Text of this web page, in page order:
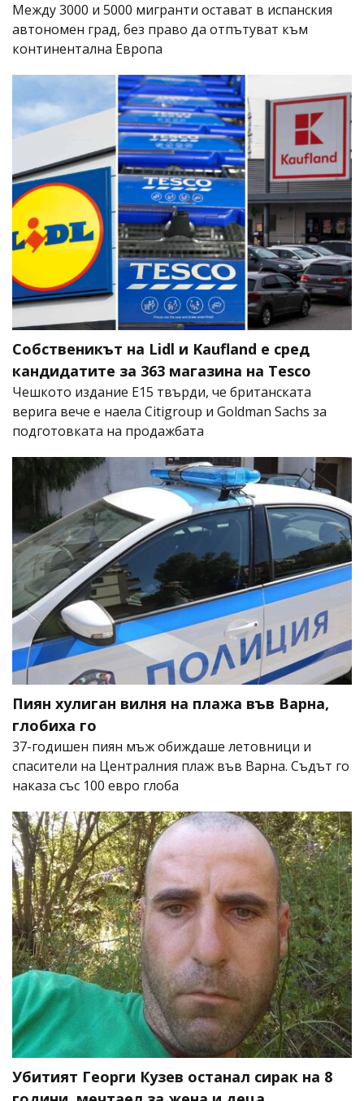
Между 3000 и 5000 мигранти остават в испанския
автономен град, без право да отпътуват към
континентална Европа
Собственикът на Lidl и Kaufland е сред
кандидатите за 363 магазина на Tesco
Чешкото издание E15 твърди, че британската
верига вече е наела Citigroup и Goldman Sachs за
подготовката на продажбата
Пиян хулиган вилня на плажа във Варна,
глобиха го
37-годишен пиян мъж обиждаше летовници и
спасители на Централния плаж във Варна. Съдът го
наказа със 100 евро глоба
Убитият Георги Кузев останал сирак на 8